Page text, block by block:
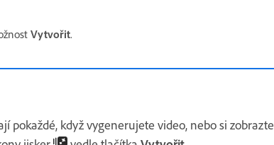
Vytvořit.
pokaždé, když vygenerujete video, nebo si zobrazte